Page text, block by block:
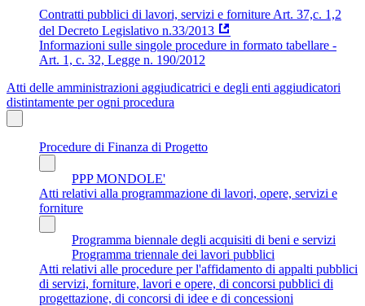
Contratti pubblici di lavori, servizi e forniture Art. 37,c. 1,2
del Decreto Legislativo n.33/2013
Informazioni sulle singole procedure in formato tabellare -
Art. 1, c. 32, Legge n. 190/2012
Atti delle amministrazioni aggiudicatrici e degli enti aggiudicatori
distintamente per ogni procedura
Procedure di Finanza di Progetto
PPP MONDOLE'
Atti relativi alla programmazione di lavori, opere, servizi e
forniture
Programma biennale degli acquisiti di beni e servizi
Programma triennale dei lavori pubblici
Atti relativi alle procedure per l'affidamento di appalti pubblici
di servizi, forniture, lavori e opere, di concorsi pubblici di
progettazione, di concorsi di idee e di concessioni